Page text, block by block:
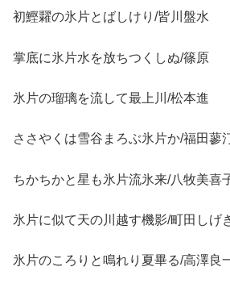
初鰹糶の氷片とばしけり/皆川盤水
掌底に氷片水を放ちつくしぬ/篠原
氷片の瑠璃を流して最上川/松本進
ささやくは雪谷まろぶ氷片か/福田蓼
ちかちかと星も氷片流氷来/八牧美喜
氷片に似て天の川越す機影/町田しげ
氷片のころりと鳴れり夏畢る/高澤良